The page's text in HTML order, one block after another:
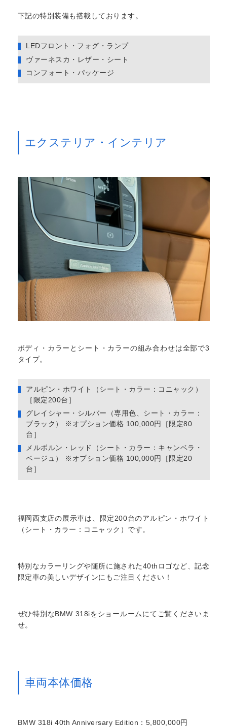
下記の特別装備も搭載しております。
LEDフロント・フォグ・ランプ
ヴァーネスカ・レザー・シート
コンフォート・パッケージ
エクステリア・インテリア
ボディ・カラーとシート・カラーの組み合わせは全部で3
タイプ。
アルピン・ホワイト（シート・カラー：コニャック）
［限定200台］
グレイシャー・シルバー（専用色、シート・カラー：
ブラック） ※オプション価格 100,000円［限定80
台］
メルボルン・レッド（シート・カラー：キャンベラ・
ベージュ） ※オプション価格 100,000円［限定20
台］
福岡西支店の展示車は、限定200台のアルピン・ホワイト
（シート・カラー：コニャック）です。
特別なカラーリングや随所に施された40thロゴなど、記念
限定車の美しいデザインにもご注目ください！
ぜひ特別なBMW 318iをショールームにてご覧くださいま
せ。
車両本体価格
BMW 318i 40th Anniversary Edition：5,800,000円